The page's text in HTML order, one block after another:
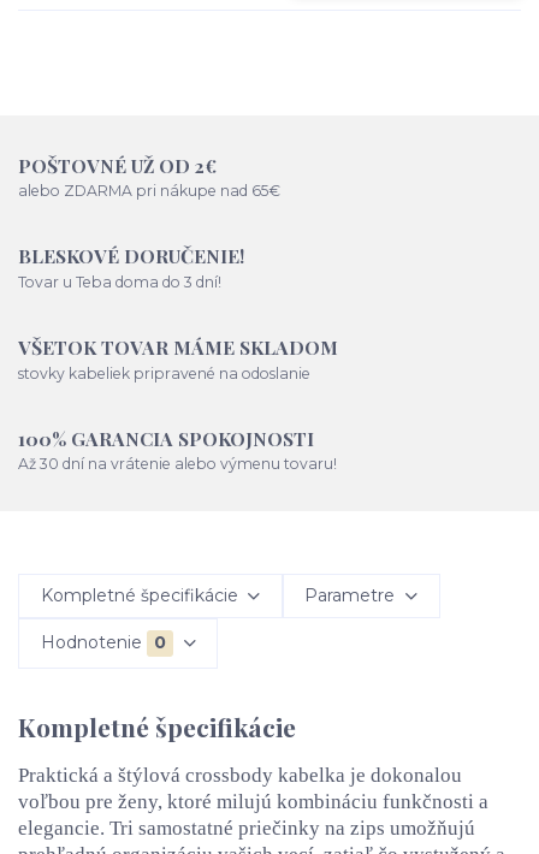
POŠTOVNÉ UŽ OD 2€
alebo ZDARMA pri nákupe nad 65€
BLESKOVÉ DORUČENIE!
Tovar u Teba doma do 3 dní!
VŠETOK TOVAR MÁME SKLADOM
stovky kabeliek pripravené na odoslanie
100% GARANCIA SPOKOJNOSTI
Až 30 dní na vrátenie alebo výmenu tovaru!
Kompletné špecifikácie Parametre
Hodnotenie 0
Kompletné špecifikácie
Praktická a štýlová crossbody kabelka je dokonalou
voľbou pre ženy, ktoré milujú kombináciu funkčnosti a
elegancie. Tri samostatné priečinky na zips umožňujú